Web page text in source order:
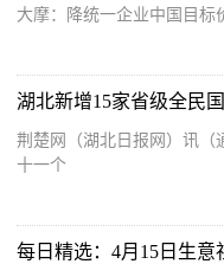
大摩：降统一企业中国目标
荆楚网（湖北日报网）讯（
十一个
每日精选：4月15日生意